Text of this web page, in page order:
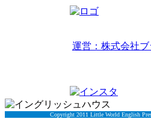
運営：株式会社
Copyright 2011 Little World English